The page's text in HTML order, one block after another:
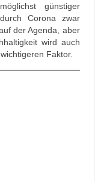
günstiger
Corona zwar
der Agenda, aber
wird auch
Faktor.